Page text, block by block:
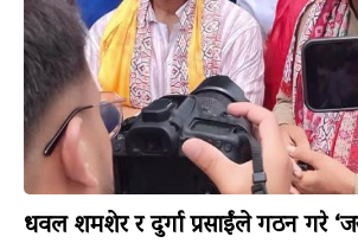
धवल शमशेर र दुर्गा प्रसाईंले गठन गरे